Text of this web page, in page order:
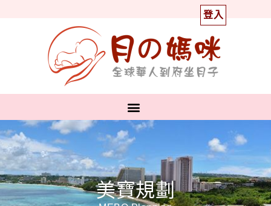
登入
美寶規劃